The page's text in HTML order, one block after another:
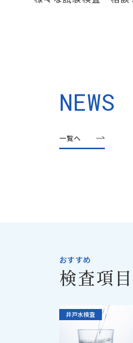
NEWS
一覧へ
おすすめ
検査項
井戸水検査